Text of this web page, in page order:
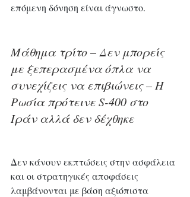
επόμενη δόνηση είναι άγνωστο.
Μάθημα τρίτο – Δεν μπορείς
με ξεπερασμένα όπλα να
συνεχίζεις να επιβιώνεις – Η
Ρωσία πρότεινε S-400 στο
Ιράν αλλά δεν δέχθηκε
Δεν κάνουν εκπτώσεις στην ασφάλεια
και οι στρατηγικές αποφάσεις
λαμβάνονται με βάση αξιόπιστα